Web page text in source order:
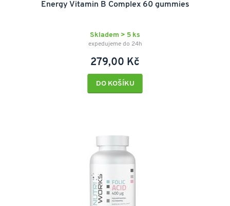
Energy Vitamin B Complex 60 gummies
Skladem > 5 ks
expedujeme do 24h
279,00 Kč
DO KOŠÍKU